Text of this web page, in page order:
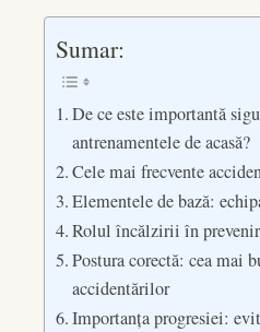
Sumar:
De ce este importantă
antrenamentele de acasă?
Cele mai frecvente
Elementele de bază:
Rolul încălzirii în
Postura corectă: cea mai
accidentărilor
Importanța progresiei: